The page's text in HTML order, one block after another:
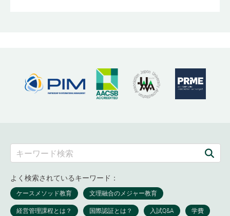
よく検索されているキーワード：